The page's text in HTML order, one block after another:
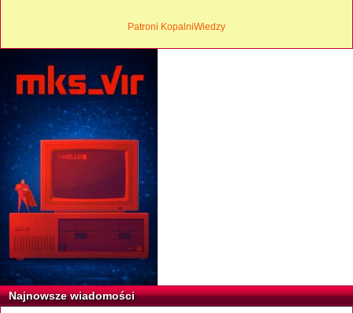
Patroni KopalniWiedzy
Najnowsze wiadomości